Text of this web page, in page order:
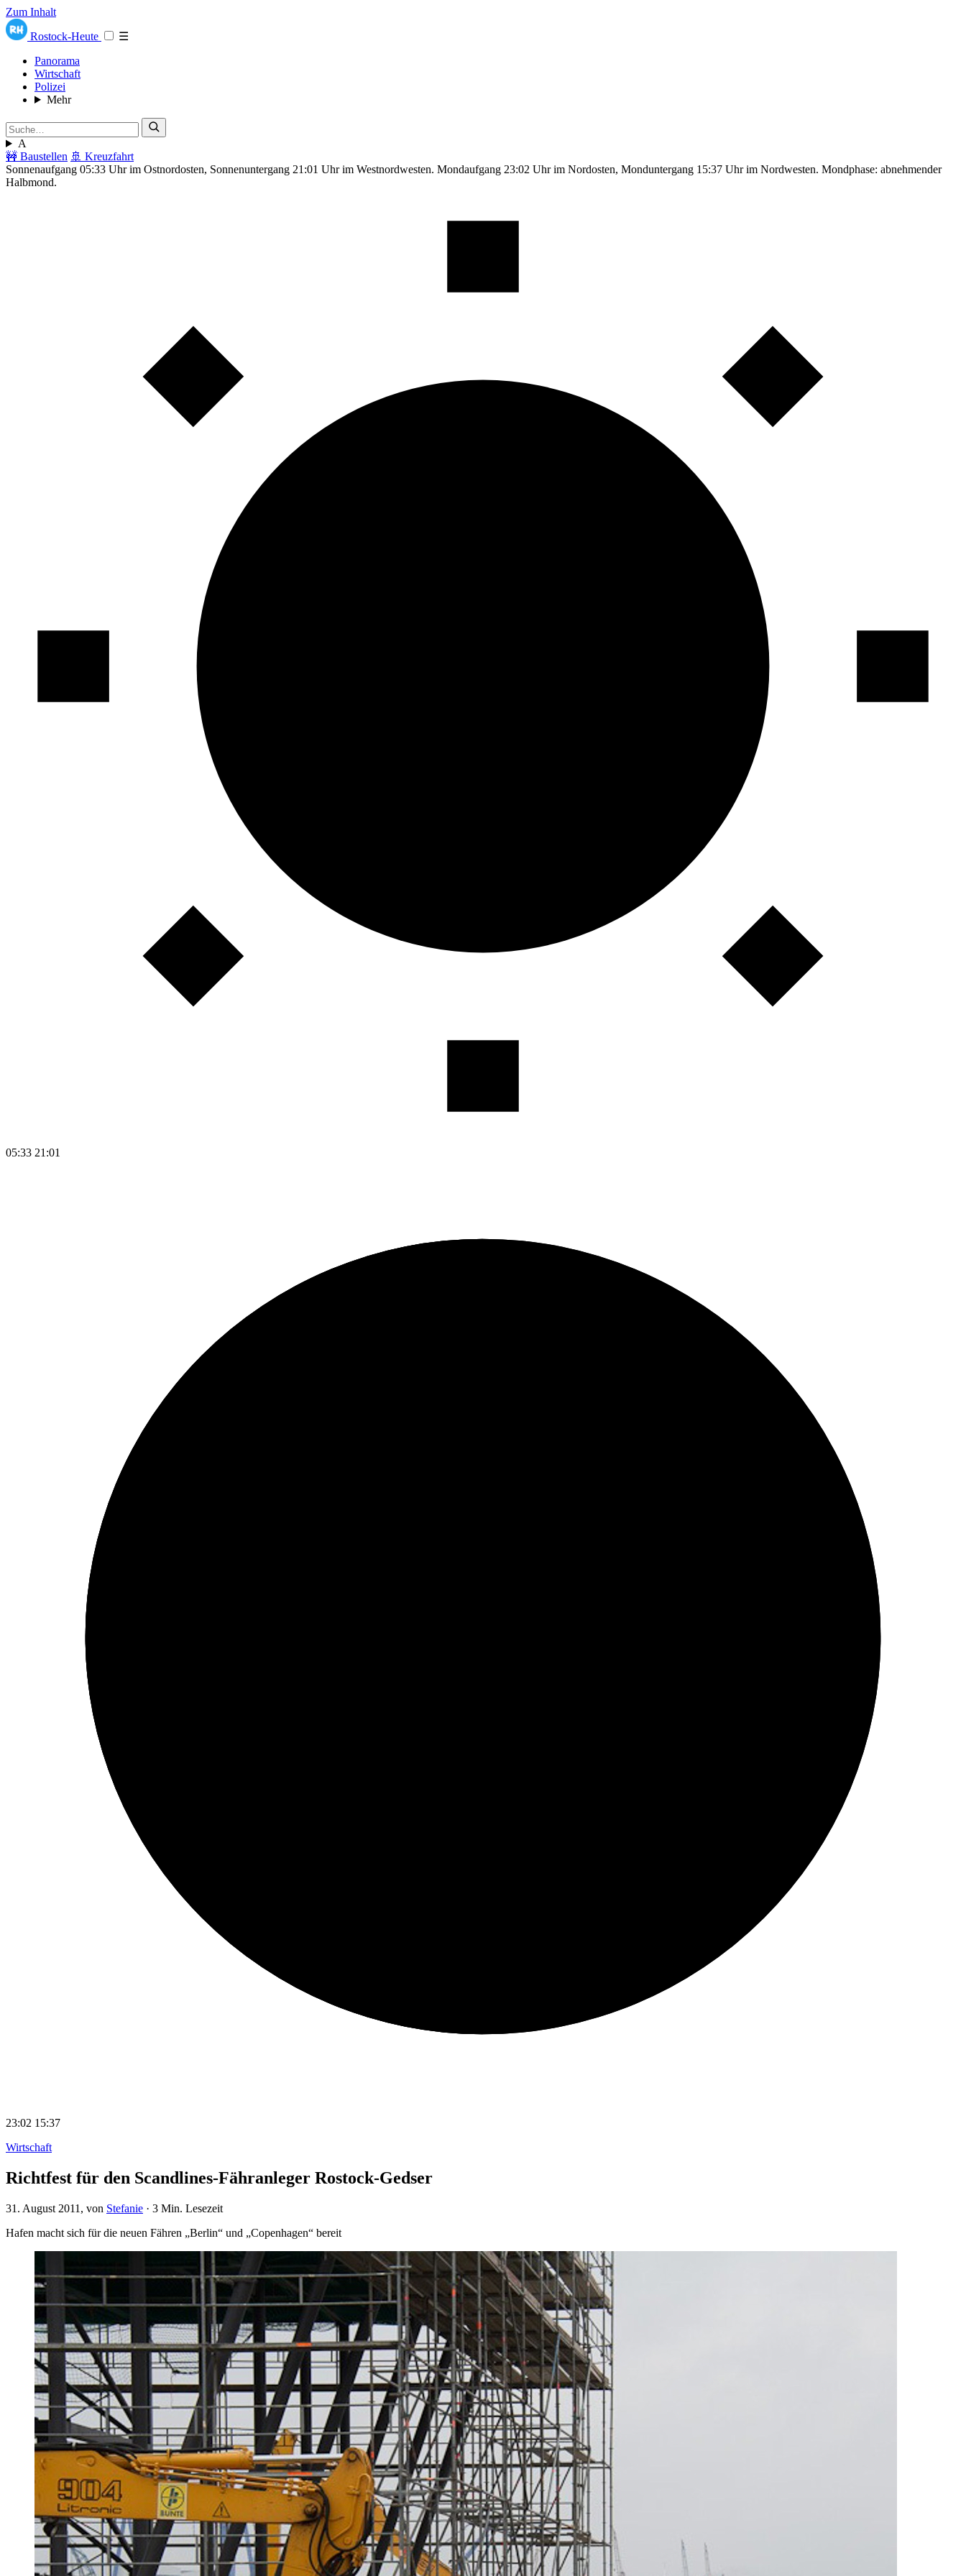
Zum Inhalt
Rostock-Heute
☰
Panorama
Wirtschaft
Polizei
Mehr
A
🚧 Baustellen 🚢 Kreuzfahrt
Sonnenaufgang 05:33 Uhr im Ostnordosten, Sonnenuntergang 21:01 Uhr im Westnordwesten. Mondaufgang 23:02 Uhr im Nordosten, Monduntergang 15:37 Uhr im Nordwesten. Mondphase: abnehmender
Halbmond.
05:33 21:01
23:02 15:37
Wirtschaft
Richtfest für den Scandlines-Fähranleger Rostock-Gedser
31. August 2011 , von Stefanie · 3 Min. Lesezeit
Hafen macht sich für die neuen Fähren „Berlin“ und „Copenhagen“ bereit